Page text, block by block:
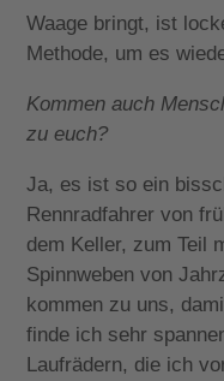
Waage bringt, ist
Methode, um es
Kommen auch
zu euch?
Ja, es ist so ein
Rennradfahrer von
dem Keller, zum Teil
Spinnweben von
kommen zu uns,
finde ich sehr
Laufrädern, die ich